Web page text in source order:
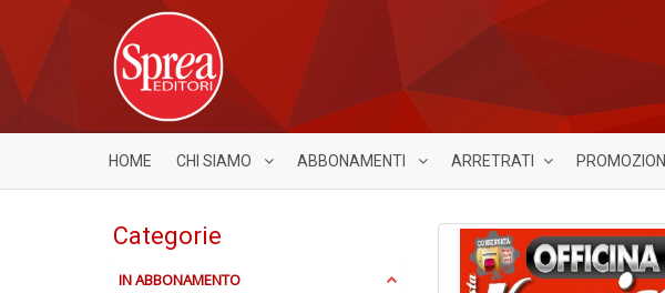
HOME CHI SIAMO ABBONAMENTI ARRETRATI PROMOZIONI
Categorie
IN ABBONAMENTO